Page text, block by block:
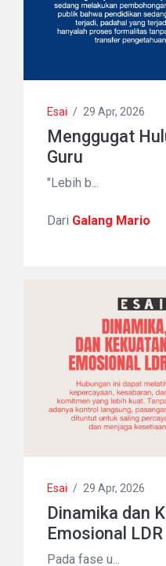
Esai / 29 Apr, 2026
Menggugat
Guru
"Lebih b...
Dari Galang Mario
Esai / 29 Apr, 2026
Dinamika dan
Emosional LDR
Pada fase u...